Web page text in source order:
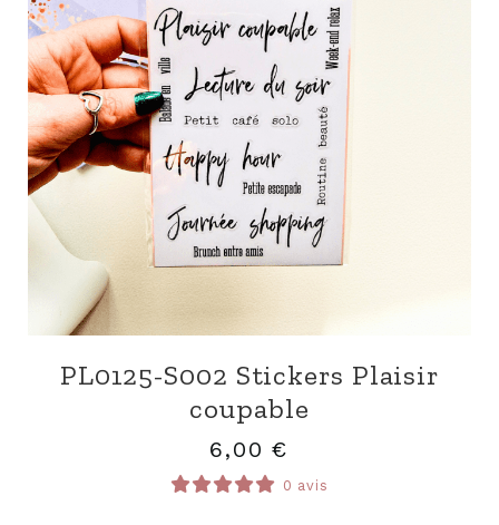
PL0125-S002 Stickers Plaisir
coupable
6,00 €
0 avis